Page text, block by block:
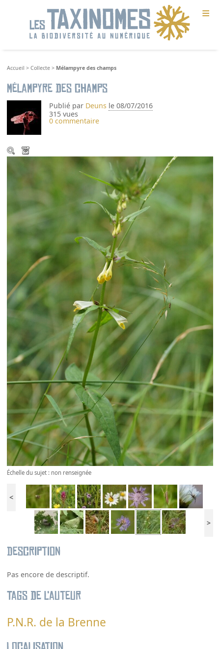
≡
Accueil >Collecte > Mélampyre des champs
Mélampyre des champs
Publié par Deuns le 08/07/2016
315 vues
0 commentaire
Échelle du sujet : non renseignée
<
>
Description
Pas encore de descriptif.
Tags de l’auteur
P.N.R. de la Brenne